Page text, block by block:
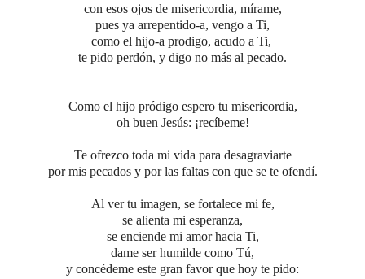
con esos ojos de misericordia, mírame,
pues ya arrepentido-a, vengo a Ti,
como el hijo-a prodigo, acudo a Ti,
te pido perdón, y digo no más al pecado.
Como el hijo pródigo espero tu misericordia,
oh buen Jesús: ¡recíbeme!
Te ofrezco toda mi vida para desagraviarte
por mis pecados y por las faltas con que se te ofendí.
Al ver tu imagen, se fortalece mi fe,
se alienta mi esperanza,
se enciende mi amor hacia Ti,
dame ser humilde como Tú,
y concédeme este gran favor que hoy te pido: